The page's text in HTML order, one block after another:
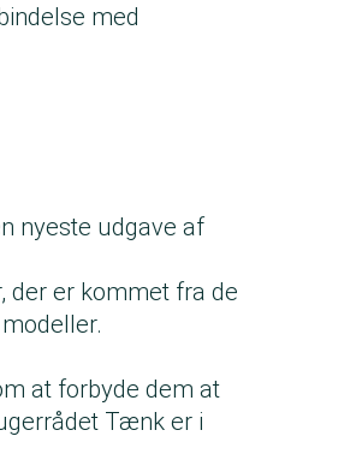
med
nyeste udgave af
der er kommet fra de
at forbyde dem at
Tænk er i